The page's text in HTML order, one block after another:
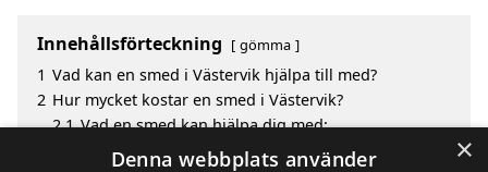
Innehållsförteckning gömma
1 Vad kan en smed i Västervik hjälpa till med?
2 Hur mycket kostar en smed i Västervik?
2.1 Vad en smed kan hjälpa dig med:
Fördelar med att välja smed i Västervik
×
Denna webbplats använder